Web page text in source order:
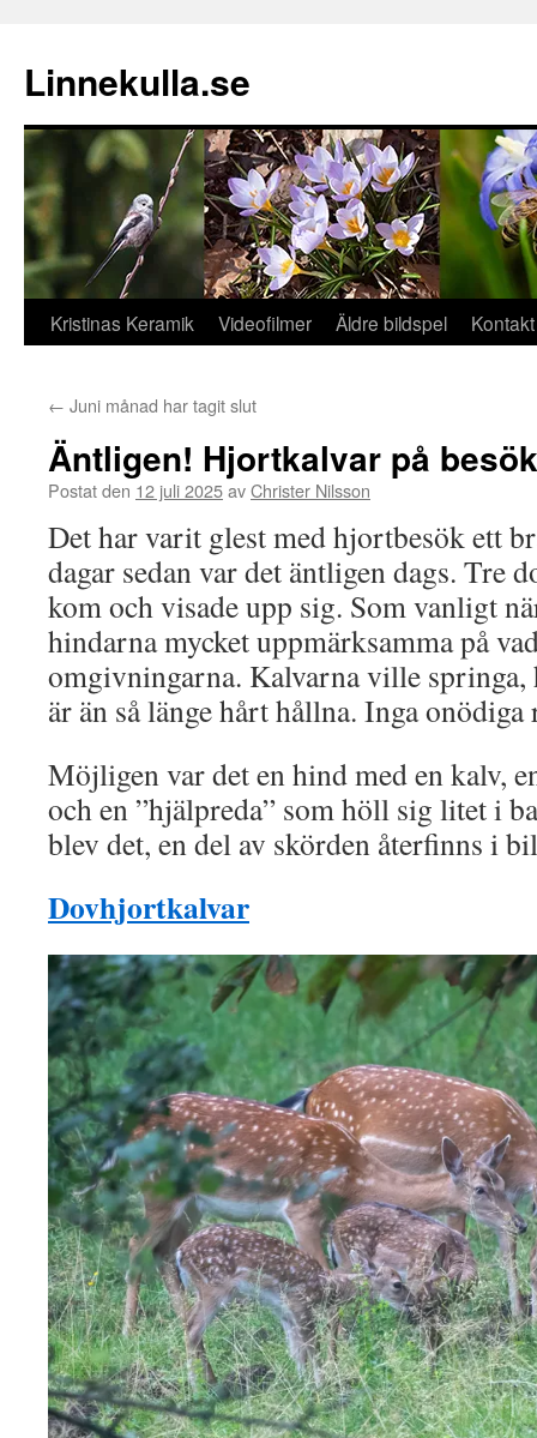
innehåll
Linnekulla.se
Kristinas Keramik Videofilmer Äldre bildspel Kontakt
← Juni månad har tagit slut
Äntligen! Hjortkalvar på
Postat den 12 juli 2025avChrister Nilsson
Det har varit glest med hjortbesök ett
dagar sedan var det äntligen dags. Tre
kom och visade upp sig. Som vanligt
hindarna mycket uppmärksamma på
omgivningarna. Kalvarna ville springa,
är än så länge hårt hållna. Inga
Möjligen var det en hind med en kalv,
och en ”hjälpreda” som höll sig litet i
blev det, en del av skörden återfinns i
Dovhjortkalvar